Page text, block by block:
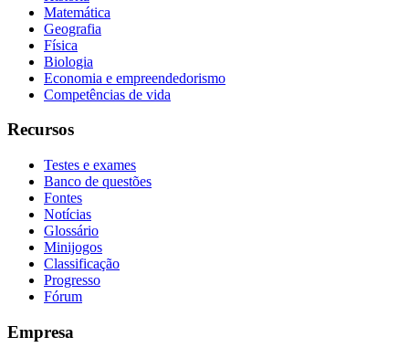
Matemática
Geografia
Física
Biologia
Economia e empreendedorismo
Competências de vida
Recursos
Testes e exames
Banco de questões
Fontes
Notícias
Glossário
Minijogos
Classificação
Progresso
Fórum
Empresa